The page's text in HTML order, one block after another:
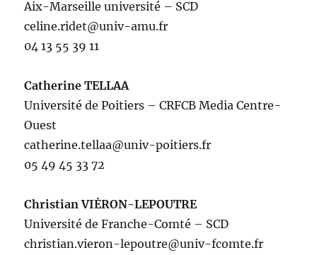
Aix-Marseille université – SCD
celine.ridet@univ-amu.fr
04 13 55 39 11
Catherine TELLAA
Université de Poitiers – CRFCB Media Centre-
Ouest
catherine.tellaa@univ-poitiers.fr
05 49 45 33 72
Christian VIĖRON-LEPOUTRE
Université de Franche-Comté – SCD
christian.vieron-lepoutre@univ-fcomte.fr